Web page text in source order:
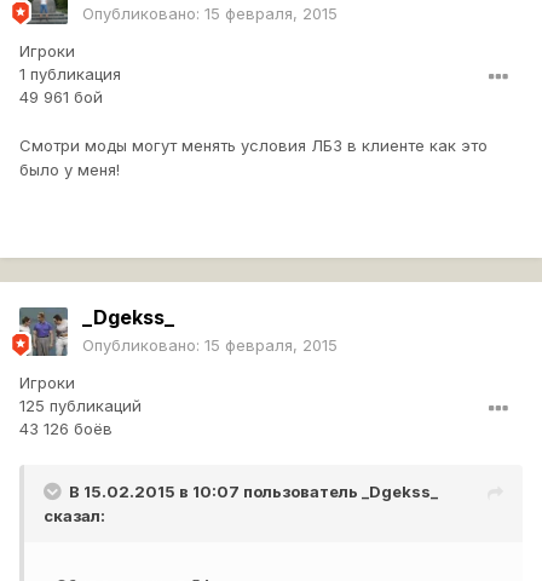
Опубликовано: 15 февраля, 2015
Игроки
1 публикация
49 961 бой
Смотри моды могут менять условия ЛБЗ в клиенте как это
было у меня!
_Dgekss_
Опубликовано: 15 февраля, 2015
Игроки
125 публикаций
43 126 боёв
В 15.02.2015 в 10:07 пользователь _Dgekss_
сказал: